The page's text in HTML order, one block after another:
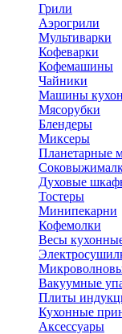
Грили
Аэрогрили
Мультиварки
Кофеварки
Кофемашины
Чайники
Машины
Мясорубки
Блендеры
Миксеры
Планетарные
Духовые
Тостеры
Минипекарни
Кофемолки
Весы
Вакуумные
Плиты
Кухонные
Аксессуары